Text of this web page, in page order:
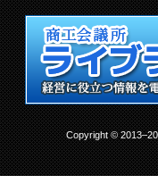
Copyright ©